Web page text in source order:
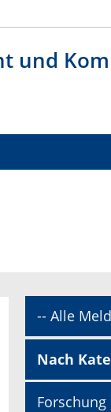
und
-- Alle
Nach
Forschung